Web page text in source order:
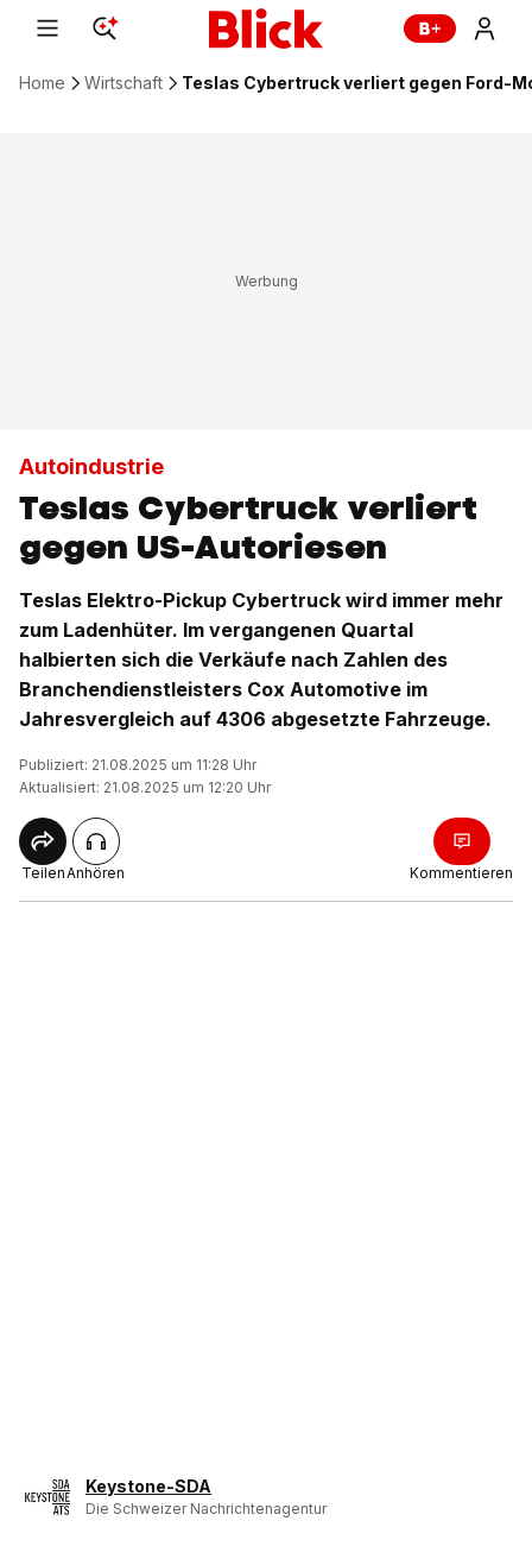
Home Wirtschaft Teslas Cybertruck verliert gegen Ford-
Autoindustrie
Teslas Cybertruck verliert
gegen US-Autoriesen
Teslas Elektro-Pickup Cybertruck wird immer mehr
zum Ladenhüter. Im vergangenen Quartal
halbierten sich die Verkäufe nach Zahlen des
Branchendienstleisters Cox Automotive im
Jahresvergleich auf 4306 abgesetzte Fahrzeuge.
Publiziert: 21.08.2025 um 11:28 Uhr
Aktualisiert: 21.08.2025 um 12:20 Uhr
TeilenAnhören Kommentieren
Keystone-SDA
Die Schweizer Nachrichtenagentur